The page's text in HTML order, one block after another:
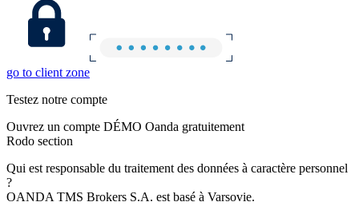
go to client zone
Testez notre compte
Ouvrez un compte DÉMO Oanda gratuitement
Rodo section
Qui est responsable du traitement des données à caractère personnel
?
OANDA TMS Brokers S.A. est basé à Varsovie.